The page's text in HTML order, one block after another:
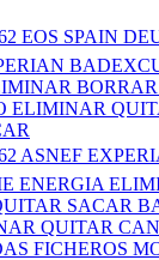
EOS SPAIN
ELIMINAR
ASNEF
ENERGIA
SACAR
QUITAR
FICHEROS